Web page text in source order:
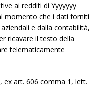
ai redditi di Yyyyyyy
momento che i dati forniti
e dalla contabilità,
ricavare il testo della
telematicamente
ex art. 606 comma 1, lett.